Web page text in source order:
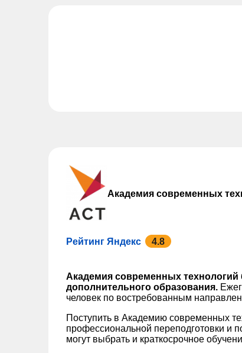
Академия современных
Рейтинг Яндекс 4.8
Академия современных технологий
дополнительного образования.
человек по востребованным
Поступить в Академию современных
профессиональной переподготовки
могут выбрать и краткосрочное